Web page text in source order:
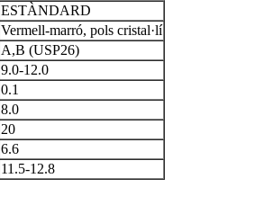
ESTÀNDARD
Vermell-marró, pols cristal·lí
A,B (USP26)
9.0-12.0
0.1
8.0
20
6.6
11.5-12.8